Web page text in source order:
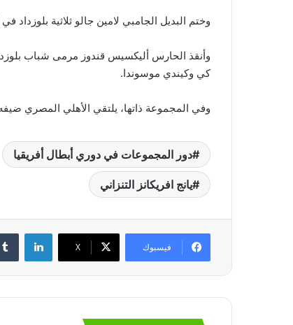
وختم البديل الجامبي لامين جالو ثلاثية بلوزداد في الدقيقة 90، حين سدد كرة ذكية
كي وكيندي موسوندا.
وفي المجموعة ذاتها، يلتقي الأهلي المصري
دور المجموعات في دوري أبطال أفريقيا
يانج افريكانز التنزاني
فيسبوك ‫X
لينكدإن